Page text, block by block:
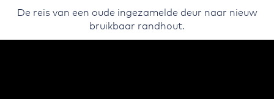
De reis van een oude ingezamelde deur naar nieuw
bruikbaar randhout.